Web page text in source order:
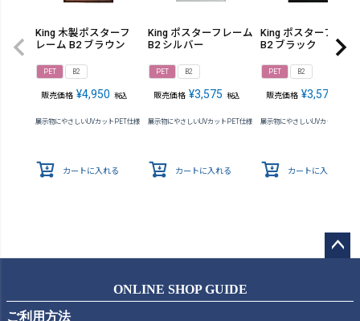
King 木製ポスターフ
レーム B2 ブラウン
PET B2
販売価格 ¥4,950 税込
展示物にやさしいUVカットPET仕様
カートに入れる
King ポスターフレーム
B2 シルバー
PET B2
販売価格 ¥3,575 税込
展示物にやさしいUVカットPET仕様
カートに入れる
King ポスターフレー
B2 ブラック
PET B2
販売価格 ¥3,575
展示物にやさしいUVカットPET仕
カートに入れる
ップ
ONLINE SHOP GUIDE
ご利用方法